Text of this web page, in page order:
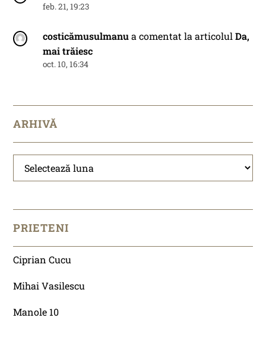
feb. 21, 19:23
costicămusulmanua comentat la articolulDa,
mai trăiesc
oct. 10, 16:34
ARHIVĂ
Arhivă
PRIETENI
Ciprian Cucu
Mihai Vasilescu
Manole 10